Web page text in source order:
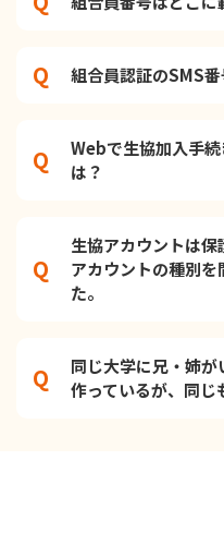
組合員認証のSMS
Webで生協加入手
は？
生協アカウントは
アカウントの種別を
た。
同じ大学に兄・姉
作っているが、同じ